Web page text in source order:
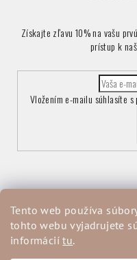
Tento web používa
tohto webu vyjadrujete
informáciítu.
Získajte zľavu 10% na vašu
prístup k
Vložením e-mailu súhlasíte s
Vrátenie a
Obchodné
Podmienky